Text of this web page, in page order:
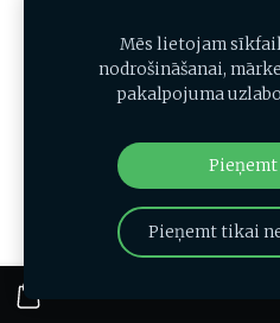
Mēs lietojam
nodrošināšanai,
pakalpojuma
Pieņemt
Pieņemt tikai